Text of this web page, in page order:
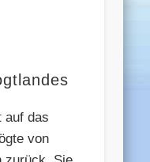
auf das
von